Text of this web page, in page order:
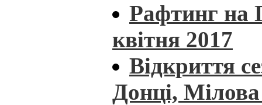
Рафтинг на
квітня 2017
Відкриття
Донці, Мілова